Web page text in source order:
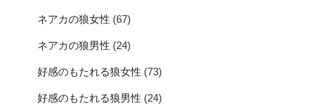
ネアカの狼女性 (67)
ネアカの狼男性 (24)
好感のもたれる狼女性 (73)
好感のもたれる狼男性 (24)